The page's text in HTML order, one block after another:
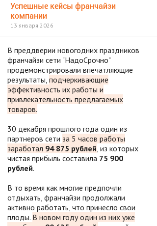
Успешные кейсы франчайзи
компании
13 января 2026
В преддверии новогодних праздников
франчайзи сети "НадоСрочно"
продемонстрировали впечатляющие
результаты, подчеркивающие
эффективность их работы и
привлекательность предлагаемых
товаров.
30 декабря прошлого года один из
партнеров сети за 5 часов работы
заработал 94 875 рублей, из которых
чистая прибыль составила 75 900
рублей.
В то время как многие предпочли
отдыхать, франчайзи продолжали
активно работать, что принесло свои
плоды. В новом году один из них уже